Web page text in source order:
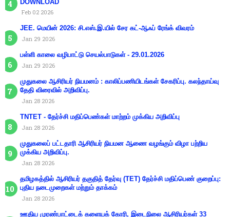
DOWNLOAD
Feb 02 2026
JEE. மெயின் 2026: சி.எஸ்.இ.யில் சேர கட்-ஆஃப் ரேங்க் விவரம்
Jan 29 2026
பள்ளி காலை வழிபாட்டு செயல்பாடுகள் - 29.01.2026
Jan 29 2026
முதுகலை ஆசிரியர் நியமனம் : காலிப்பணியிடங்கள் சேகரிப்பு. கலந்தாய்வு
தேதி விரைவில் அறிவிப்பு.
Jan 28 2026
TNTET - தேர்ச்சி மதிப்பெண்கள் மாற்றம் முக்கிய அறிவிப்பு
Jan 28 2026
முதுகலைப் பட்டதாரி ஆசிரியர் நியமன ஆணை வழங்கும் விழா பற்றிய
முக்கிய அறிவிப்பு.
Jan 28 2026
தமிழகத்தில் ஆசிரியர் தகுதித் தேர்வு (TET) தேர்ச்சி மதிப்பெண் குறைப்பு:
புதிய நடைமுறைகள் மற்றும் தாக்கம்
Jan 28 2026
ஊதிய முரண்பாட்டைக் களையக் கோரி, இடைநிலை ஆசிரியர்கள் 33